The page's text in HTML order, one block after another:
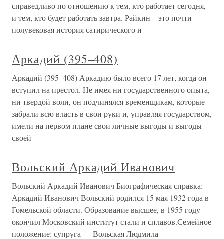
справедливо по отношению к тем, кто работает сегодня,
и тем, кто будет работать завтра. Райкин – это почти
полувековая история сатирического и
Аркадий (395–408)
Аркадий (395–408) Аркадию было всего 17 лет, когда он
вступил на престол. Не имея ни государственного опыта,
ни твердой воли, он подчинялся временщикам, которые
забрали всю власть в свои руки и, управляя государством,
имели на первом плане свои личные выгоды и выгоды
своей
Вольский Аркадий Иванович
Вольский Аркадий Иванович Биографическая справка:
Аркадий Иванович Вольский родился 15 мая 1932 года в
Гомельской области. Образование высшее, в 1955 году
окончил Московский институт стали и сплавов.Семейное
положение: супруга — Вольская Людмила